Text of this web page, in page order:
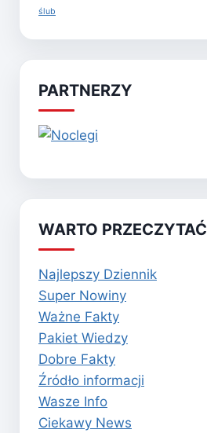
ślub
PARTNERZY
WARTO PRZECZYTAĆ
Najlepszy Dziennik
Super Nowiny
Ważne Fakty
Pakiet Wiedzy
Dobre Fakty
Źródło informacji
Wasze Info
Ciekawy News